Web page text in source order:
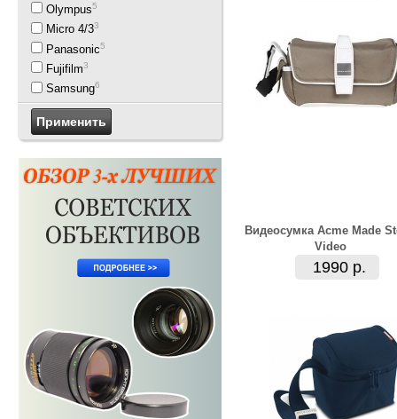
Olympus5
Micro 4/33
Panasonic5
Fujifilm3
Samsung6
Видеосумка Acme Made
Video
1990 р.